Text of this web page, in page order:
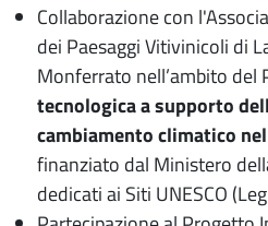
Collaborazione con
dei Paesaggi Vitivinicoli di
Monferrato nell’ambito del
tecnologica a supporto
cambiamento climatico nel
finanziato dal Ministero
dedicati ai Siti UNESCO